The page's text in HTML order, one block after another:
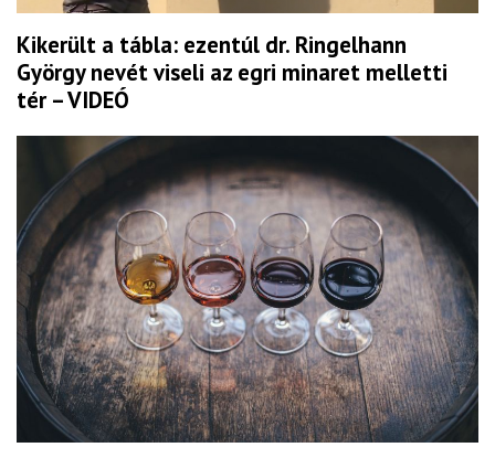
Kikerült a tábla: ezentúl dr. Ringelhann
György nevét viseli az egri minaret melletti
tér – VIDEÓ